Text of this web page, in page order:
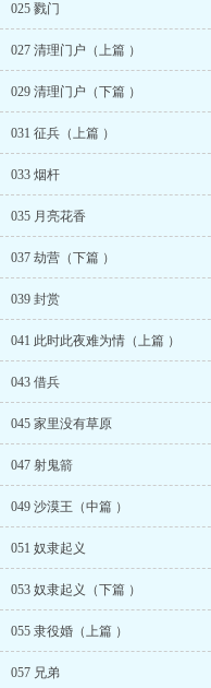
025 戮门
027 清理门户（上篇 ）
029 清理门户（下篇 ）
031 征兵（上篇 ）
033 烟杆
035 月亮花香
037 劫营（下篇 ）
039 封赏
041 此时此夜难为情（上篇 ）
043 借兵
045 家里没有草原
047 射鬼箭
049 沙漠王（中篇 ）
051 奴隶起义
053 奴隶起义（下篇 ）
055 隶役婚（上篇 ）
057 兄弟